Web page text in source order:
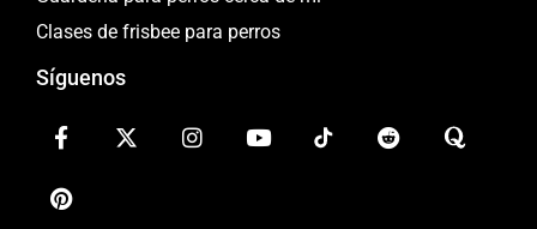
Clases de frisbee para perros
Síguenos